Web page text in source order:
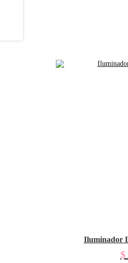
Iluminador
$